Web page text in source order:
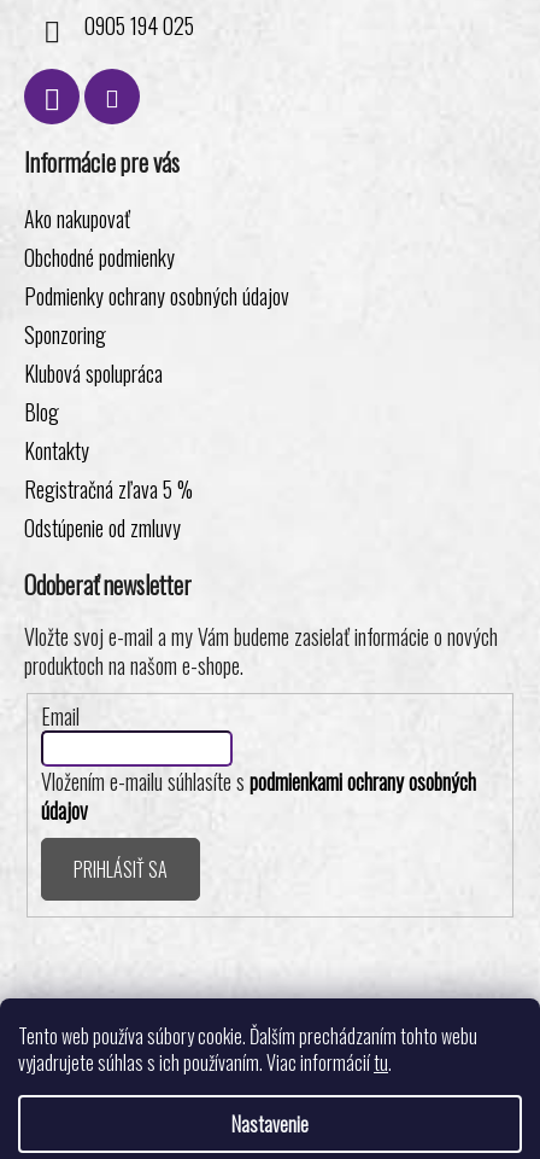
Tento web používa súbory cookie. Ďalším prechádzaním tohto webu
vyjadrujete súhlas s ich používaním. Viac informáciítu.
Nastavenie
0905 194 025
Informácie pre vás
Ako nakupovať
Obchodné podmienky
Podmienky ochrany osobných údajov
Sponzoring
Klubová spolupráca
Blog
Kontakty
Registračná zľava 5 %
Odstúpenie od zmluvy
Odoberať newsletter
Vložte svoj e-mail a my Vám budeme zasielať informácie o nových
produktoch na našom e-shope.
Email
Vložením e-mailu súhlasíte spodmienkami ochrany osobných
údajov
PRIHLÁSIŤ SA
Realizovalo štúdio ADATELIER